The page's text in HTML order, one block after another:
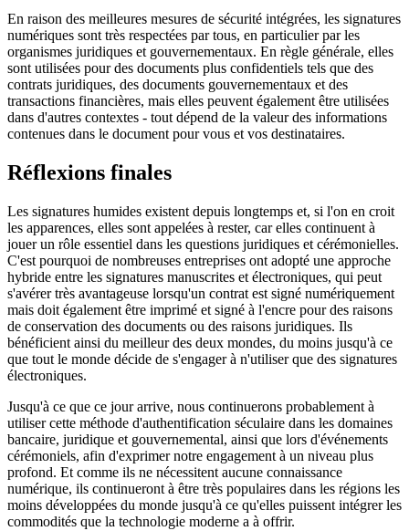
En raison des meilleures mesures de sécurité intégrées, les signatures
numériques sont très respectées par tous, en particulier par les
organismes juridiques et gouvernementaux. En règle générale, elles
sont utilisées pour des documents plus confidentiels tels que des
contrats juridiques, des documents gouvernementaux et des
transactions financières, mais elles peuvent également être utilisées
dans d'autres contextes - tout dépend de la valeur des informations
contenues dans le document pour vous et vos destinataires.
Réflexions finales
Les signatures humides existent depuis longtemps et, si l'on en croit
les apparences, elles sont appelées à rester, car elles continuent à
jouer un rôle essentiel dans les questions juridiques et cérémonielles.
C'est pourquoi de nombreuses entreprises ont adopté une approche
hybride entre les signatures manuscrites et électroniques, qui peut
s'avérer très avantageuse lorsqu'un contrat est signé numériquement
mais doit également être imprimé et signé à l'encre pour des raisons
de conservation des documents ou des raisons juridiques. Ils
bénéficient ainsi du meilleur des deux mondes, du moins jusqu'à ce
que tout le monde décide de s'engager à n'utiliser que des signatures
électroniques.
Jusqu'à ce que ce jour arrive, nous continuerons probablement à
utiliser cette méthode d'authentification séculaire dans les domaines
bancaire, juridique et gouvernemental, ainsi que lors d'événements
cérémoniels, afin d'exprimer notre engagement à un niveau plus
profond. Et comme ils ne nécessitent aucune connaissance
numérique, ils continueront à être très populaires dans les régions les
moins développées du monde jusqu'à ce qu'elles puissent intégrer les
commodités que la technologie moderne a à offrir.